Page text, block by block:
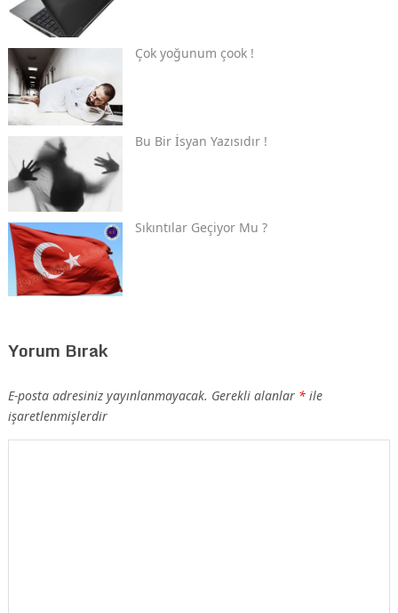
Çok yoğunum çook !
Bu Bir İsyan Yazısıdır !
Sıkıntılar Geçiyor Mu ?
Yorum Bırak
E-posta adresiniz yayınlanmayacak. Gerekli alanlar *ile
işaretlenmişlerdir